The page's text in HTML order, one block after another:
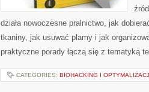
działa nowoczesne pralnictwo, jak
tkaniny, jak usuwać plamy i jak
praktyczne porady łączą się z tematyką
CATEGORIES: BIOHACKING I